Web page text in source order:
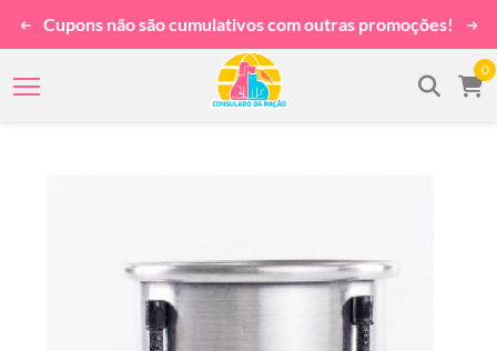
Cupons não são cumulativos com outras promoções!
0